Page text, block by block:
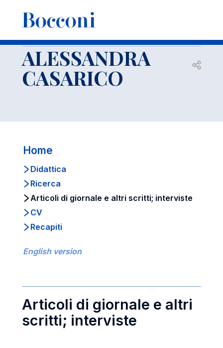
Docenti
ALESSANDRA CASARICO
ALESSANDRA
CASARICO Open
Home
Didattica
Ricerca
Articoli di giornale e altri scritti; interviste
CV
Recapiti
English version
Articoli di giornale e altri
scritti; interviste